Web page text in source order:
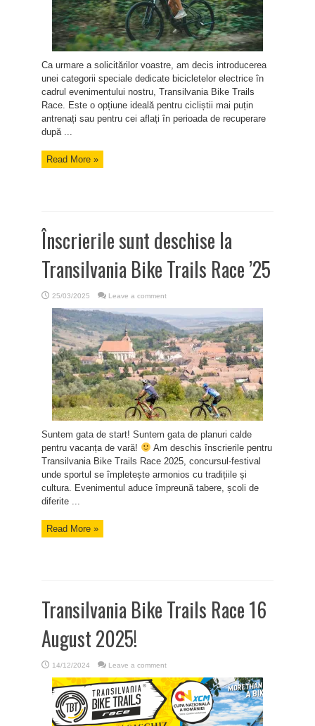
Ca urmare a solicitărilor voastre, am decis introducerea
unei categorii speciale dedicate bicicletelor electrice în
cadrul evenimentului nostru, Transilvania Bike Trails
Race. Este o opțiune ideală pentru cicliștii mai puțin
antrenați sau pentru cei aflați în perioada de recuperare
după ...
Read More »
Înscrierile sunt deschise la
Transilvania Bike Trails Race ’25
25/03/2025 Leave a comment
Suntem gata de start! Suntem gata de planuri calde
pentru vacanța de vară!
Am deschis înscrierile pentru
Transilvania Bike Trails Race 2025, concursul-festival
unde sportul se împletește armonios cu tradițiile și
cultura. Evenimentul aduce împreună tabere, școli de
diferite ...
Read More »
Transilvania Bike Trails Race 16
August 2025!
14/12/2024 Leave a comment